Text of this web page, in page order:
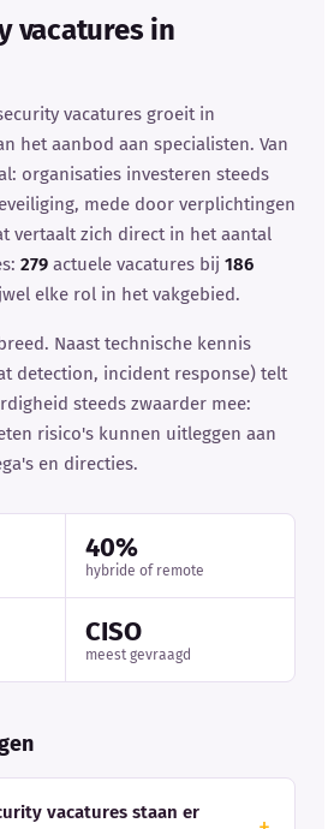
vacatures in
vacatures groeit in
het aanbod aan specialisten. Van
organisaties investeren steeds
mede door verplichtingen
vertaalt zich direct in het aantal
279 actuele vacatures bij 186
elke rol in het vakgebied.
Naast technische kennis
detection, incident response) telt
steeds zwaarder mee:
risico's kunnen uitleggen aan
en directies.
40%
hybride of remote
CISO
meest gevraagd
vacatures staan er